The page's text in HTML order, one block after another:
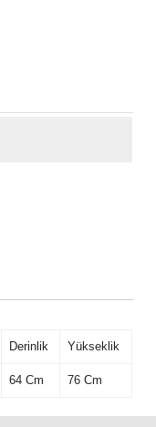
Derinlik Yükseklik
64 Cm 76 Cm